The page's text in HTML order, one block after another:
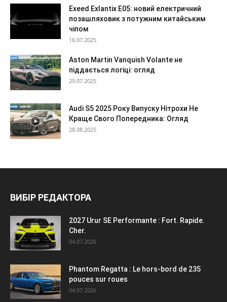
Exeed Exlantix E05: новий електричний
позашляховик з потужним китайським
чіпом
16.07.2025
Aston Martin Vanquish Volante не
піддається логіці: огляд
29.07.2025
Audi S5 2025 Року Випуску Нітрохи Не
Краще Свого Попередника: Огляд
28.08.2025
ВИБІР РЕДАКТОРА
2027 Urur SE Performante : Fort. Rapide.
Cher.
04.07.2026
Phantom Regatta : Le hors-bord de 235
pouces sur roues
04.07.2026